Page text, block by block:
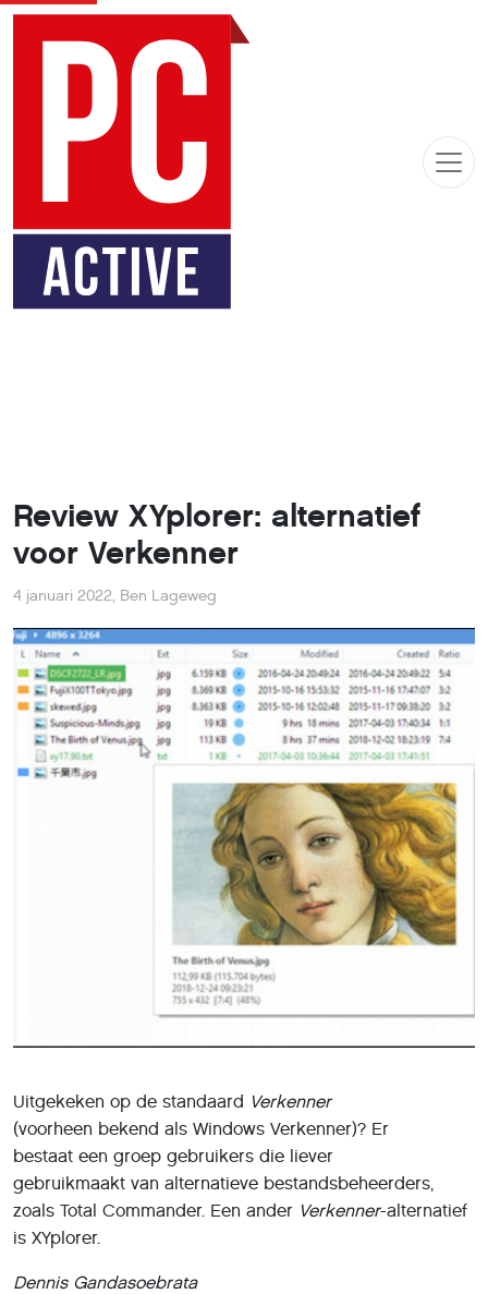
Review XYplorer: alternatief
voor Verkenner
4 januari 2022, Ben Lageweg
Uitgekeken op de standaard Verkenner
(voorheen bekend als Windows Verkenner)? Er
bestaat een groep gebruikers die liever
gebruikmaakt van alternatieve bestandsbeheerders,
zoals Total Commander. Een ander Verkenner-alternatief
is XYplorer.
Dennis Gandasoebrata